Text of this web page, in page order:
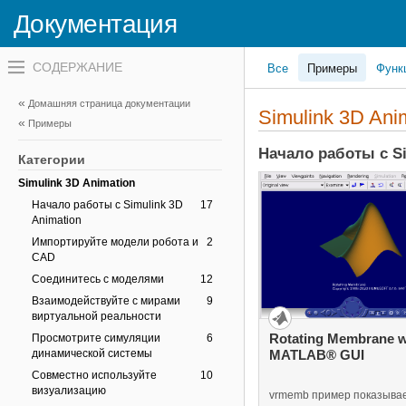
Документация
Переключатель
навигационного
вне
холста
переключатель
меню
вне
холста
Домашняя страница документации
Примеры
Категории
SimBiology
Simscape
Simscape Electrical
Simscape Multibody
Simulink 3D Animation
17
Начало работы с Simulink 3D
Animation
2
Импортируйте модели робота и
CAD
12
Соединитесь с моделями
9
Взаимодействуйте с мирами
виртуальной реальности
6
Просмотрите симуляции
динамической системы
10
Совместно используйте
визуализацию
Все Примеры
Simulink 3D
Начало работы с
Rotating Membrane
MATLAB® GUI
vrmemb пример